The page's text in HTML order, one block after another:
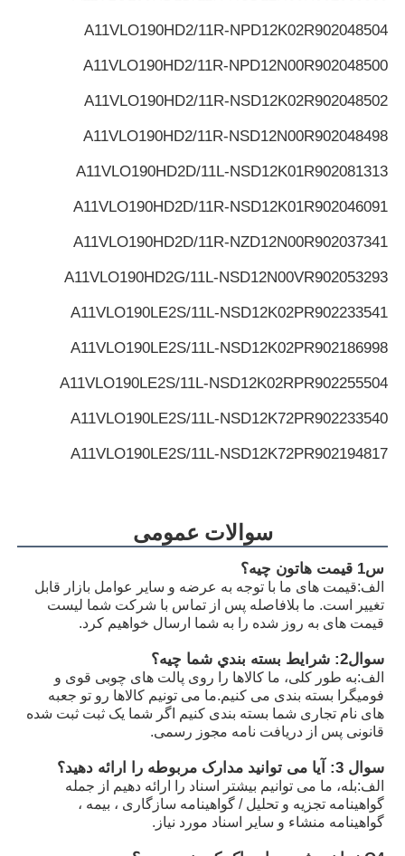
R902048504
A11VLO190HD2/11R-NPD12K02
R902048500
A11VLO190HD2/11R-NPD12N00
R902048502
A11VLO190HD2/11R-NSD12K02
R902048498
A11VLO190HD2/11R-NSD12N00
R902081313
A11VLO190HD2D/11L-NSD12K01
R902046091
A11VLO190HD2D/11R-NSD12K01
R902037341
A11VLO190HD2D/11R-NZD12N00
R902053293
A11VLO190HD2G/11L-NSD12N00V
R902233541
A11VLO190LE2S/11L-NSD12K02P
R902186998
A11VLO190LE2S/11L-NSD12K02P
R902255504
A11VLO190LE2S/11L-NSD12K02RP
R902233540
A11VLO190LE2S/11L-NSD12K72P
R902194817
A11VLO190LE2S/11L-NSD12K72P
A11VLO190LE2S/11L-NTD12K02P
R902233884
A11VLO190LE2S/11L-NZD12K02H
R902106321
A11VLO190LE2S/11L-NZD12K02H
R902198594
A11VLO190LE2S/11L-NZD12K02H
R902220946
A11VLO190LE2S/11L-NZD12K02P
R902255713
A11VLO190LE2S/11L-NZD12K02P
R902225083
A11VLO190LE2S/11L-NZD12K02P
سوالات عمومی
س1 قیمت هاتون چيه؟
الف:قیمت های ما با توجه به عرضه و سایر عوامل بازار قابل
تغییر است. ما بلافاصله پس از تماس با شرکت شما لیست
قیمت های به روز شده را به شما ارسال خواهیم کرد.
سوال2: شرايط بسته بندي شما چيه؟
الف:به طور کلی، ما کالاها را روی پالت های چوبی قوی و
فومیگرا بسته بندی می کنیم.ما می تونیم کالاها رو تو جعبه
های نام تجاری شما بسته بندی کنیم اگر شما یک ثبت ثبت شده
قانونی پس از دریافت نامه مجوز رسمی.
سوال 3: آیا می توانید مدارک مربوطه را ارائه دهید؟
الف:بله، ما می توانیم بیشتر اسناد را ارائه دهیم از جمله
گواهینامه تجزیه و تحلیل / گواهینامه سازگاری ، بیمه ،
گواهینامه منشاء و سایر اسناد مورد نیاز.